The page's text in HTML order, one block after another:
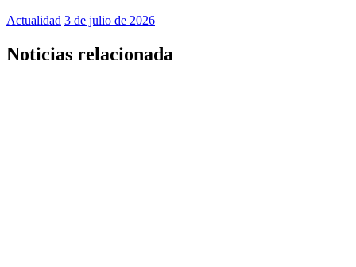
Actualidad 3 de julio de 2026
Noticias relacionada